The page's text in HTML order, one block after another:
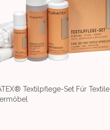
Textilpflege-Set Für Textile